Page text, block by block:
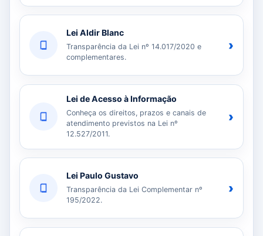
Lei Aldir Blanc
Transparência da Lei nº 14.017/2020 e
complementares.
›
Lei de Acesso à Informação
Conheça os direitos, prazos e canais de
atendimento previstos na Lei nº
12.527/2011.
›
Lei Paulo Gustavo
Transparência da Lei Complementar nº
195/2022.
›